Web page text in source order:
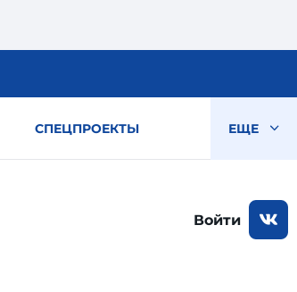
СПЕЦПРОЕКТЫ ЕЩЕ
Войти